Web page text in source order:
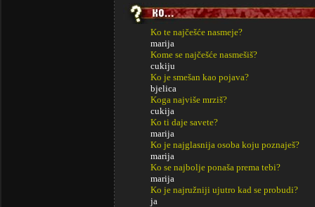
Ko te najčešće nasmeje?
marija
Kome se najčešće nasmešiš?
cukiju
Ko je smešan kao pojava?
bjelica
Koga najviše mrziš?
cukija
Ko ti daje savete?
marija
Ko je najglasnija osoba koju poznaješ?
marija
Ko se najbolje ponaša prema tebi?
marija
Ko je najružniji ujutro kad se probudi?
ja